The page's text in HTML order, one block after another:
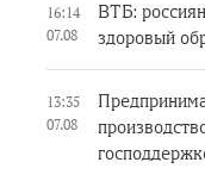
16:14
07.08
ВТБ:
здоровый
13:35
07.08